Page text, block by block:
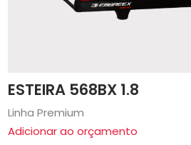
ESTEIRA 568BX 1.8
Linha Premium
Adicionar ao orçamento